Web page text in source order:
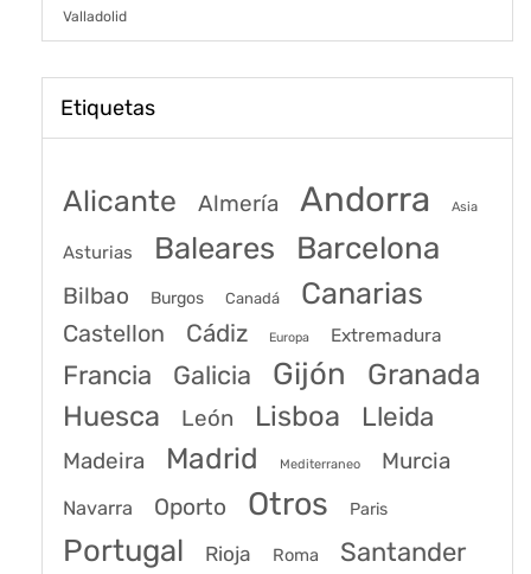
Valladolid
Etiquetas
Alicante Almería Andorra Asia
Asturias Baleares Barcelona
Bilbao Burgos Canadá Canarias
Castellon Cádiz Europa Extremadura
Francia Galicia Gijón Granada
Huesca León Lisboa Lleida
Madeira Madrid Mediterraneo Murcia
Navarra Oporto Otros Paris
Portugal Rioja Roma Santander